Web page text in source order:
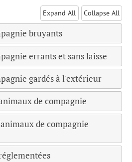
Expand All Collapse All
bruyants
errants et sans laisse
gardés à l'extérieur
de compagnie
de compagnie